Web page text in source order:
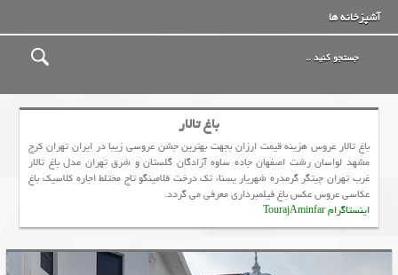
آشپزخانه ها
باغ تالار
باغ تالار عروس هزینه قیمت ارزان بجهت بهترین جشن عروسی زیبا در ایران تهران کرج
مشهد لواسان رشت اصفهان جاده ساوه آزادگان گلستان و شرق تهران مدل باغ تالار
غرب تهران چیتگر گرمدره شهریار يسناء تک درخت فلامينگو تاج مختلط اجاره کلاسیک باغ
عکاسی عروس عکس باغ فیلمبرداری معرفی می گردد.
اینستاگرام TourajAminfar